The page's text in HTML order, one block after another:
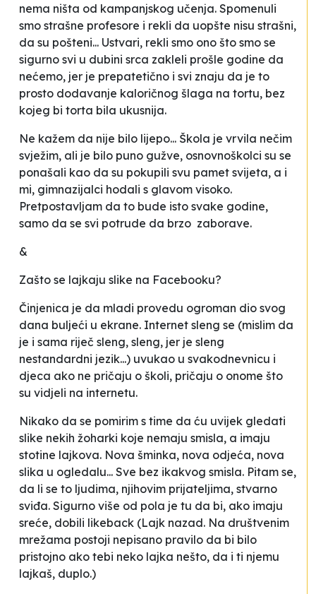
nema ništa od kampanjskog učenja. Spomenuli
smo strašne profesore i rekli da uopšte nisu strašni,
da su pošteni... Ustvari, rekli smo ono što smo se
sigurno svi u dubini srca zakleli prošle godine da
nećemo, jer je prepatetično i svi znaju da je to
prosto dodavanje kaloričnog šlaga na tortu, bez
kojeg bi torta bila ukusnija.
Ne kažem da nije bilo lijepo... Škola je vrvila nečim
svježim, ali je bilo puno gužve, osnovnoškolci su se
ponašali kao da su pokupili svu pamet svijeta, a i
mi, gimnazijalci hodali s glavom visoko.
Pretpostavljam da to bude isto svake godine,
samo da se svi potrude da brzo zaborave.
&
Zašto se lajkaju slike na Facebooku?
Činjenica je da mladi provedu ogroman dio svog
dana buljeći u ekrane. Internet sleng se (mislim da
je i sama riječ sleng, sleng, jer je sleng
nestandardni jezik...) uvukao u svakodnevnicu i
djeca ako ne pričaju o školi, pričaju o onome što
su vidjeli na internetu.
Nikako da se pomirim s time da ću uvijek gledati
slike nekih žoharki koje nemaju smisla, a imaju
stotine lajkova. Nova šminka, nova odjeća, nova
slika u ogledalu... Sve bez ikakvog smisla. Pitam se,
da li se to ljudima, njihovim prijateljima, stvarno
sviđa. Sigurno više od pola je tu da bi, ako imaju
sreće, dobili likeback (Lajk nazad. Na društvenim
mrežama postoji nepisano pravilo da bi bilo
pristojno ako tebi neko lajka nešto, da i ti njemu
lajkaš, duplo.)